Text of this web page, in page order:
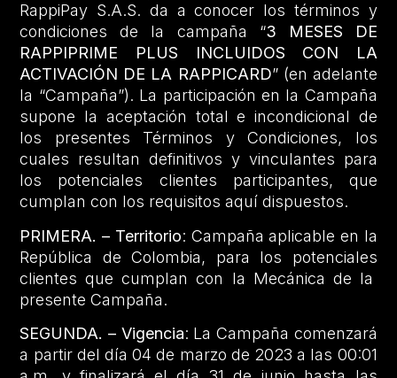
RappiPay S.A.S. da a conocer los términos y
condiciones de la campaña “3 MESES DE
RAPPIPRIME PLUS INCLUIDOS CON LA
ACTIVACIÓN DE LA RAPPICARD” (en adelante
la “Campaña”). La participación en la Campaña
supone la aceptación total e incondicional de
los presentes Términos y Condiciones, los
cuales resultan definitivos y vinculantes para
los potenciales clientes participantes, que
cumplan con los requisitos aquí dispuestos.
PRIMERA. – Territorio: Campaña aplicable en la
República de Colombia, para los potenciales
clientes que cumplan con la Mecánica de la
presente Campaña.
SEGUNDA. – Vigencia: La Campaña comenzará
a partir del día 04 de marzo de 2023 a las 00:01